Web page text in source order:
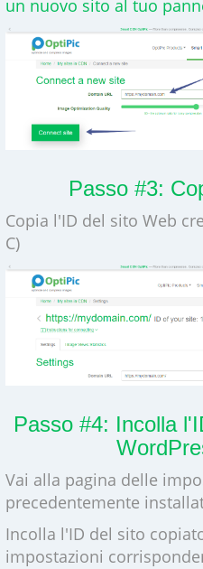
un nuovo sito al tuo
Passo #3:
Copia l'ID del sito Web
C)
Passo #4: Incolla
Vai alla pagina delle
precedentemente
Incolla l'ID del sito
impostazioni